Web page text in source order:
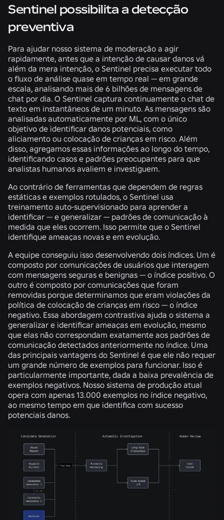
Sentinel possibilita a detecção
preventiva
Para ajudar nosso sistema de moderação a agir
rapidamente, antes que a intenção de causar danos vá
além da mera intenção, o Sentinel precisa executar todo
o fluxo de análise quase em tempo real — em grande
escala, analisando mais de 6 bilhões de mensagens de
chat por dia. O Sentinel captura continuamente o chat de
texto em instantâneos de um minuto. As mensagens são
analisadas automaticamente por ML, com o único
objetivo de identificar danos potenciais, como
aliciamento ou colocação de crianças em risco. Além
disso, agregamos essas informações ao longo do tempo,
identificando casos e padrões preocupantes para que
analistas humanos avaliem e investiguem.
Ao contrário de ferramentas que dependem de regras
estáticas e exemplos rotulados, o Sentinel usa
treinamento auto-supervisionado para aprender a
identificar — e generalizar — padrões de comunicação à
medida que eles ocorrem. Isso permite que o Sentinel
identifique ameaças novas e em evolução.
A equipe conseguiu isso desenvolvendo dois índices. Um é
composto por comunicações de usuários que interagem
com mensagens seguras e benignas — o índice positivo. O
outro é composto por comunicações que foram
removidas porque determinamos que eram violações da
política de colocação de crianças em risco — o índice
negativo. Essa abordagem contrastiva ajuda o sistema a
generalizar e identificar ameaças em evolução, mesmo
que elas não correspondam exatamente aos padrões de
comunicação detectados anteriormente no índice. Uma
das principais vantagens do Sentinel é que ele não requer
um grande número de exemplos para funcionar. Isso é
particularmente importante, dada a baixa prevalência de
exemplos negativos. Nosso sistema de produção atual
opera com apenas 13.000 exemplos no índice negativo,
ao mesmo tempo em que identifica com sucesso
potenciais danos.